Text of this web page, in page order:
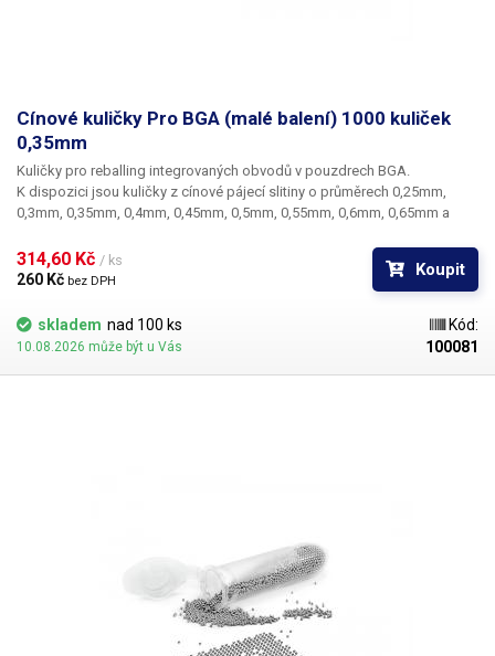
Cínové kuličky Pro BGA (malé balení) 1000 kuliček
0,35mm
Kuličky pro reballing integrovaných obvodů v pouzdrech BGA.
K dispozici jsou kuličky z cínové pájecí slitiny o průměrech 0,25mm,
0,3mm, 0,35mm, 0,4mm, 0,45mm, 0,5mm, 0,55mm, 0,6mm, 0,65mm a
BGA mřížky pro překuličkování. Ampule obsahuje vždy 1000 kusů
kuliček o daném průměru.
314,60 Kč / ks
260 Kč bez DPH
Koupit
skladem nad 100 ks
10.08.2026 může být u Vás
Kód:
100081